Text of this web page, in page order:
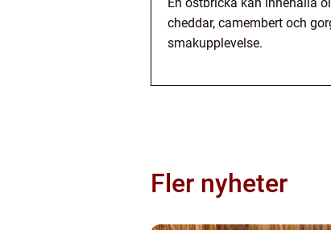
En ostbricka kan innehålla
cheddar, camembert och
smakupplevelse.
Fler nyheter